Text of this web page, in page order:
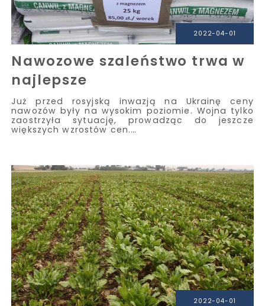
2022-04-01
Nawozowe szaleństwo trwa w
najlepsze
Już przed rosyjską inwazją na Ukrainę ceny
nawozów były na wysokim poziomie. Wojna tylko
zaostrzyła sytuację, prowadząc do jeszcze
większych wzrostów cen.…
2022-04-01